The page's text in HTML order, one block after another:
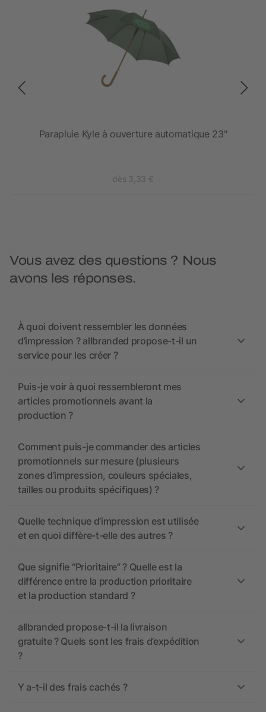
Parapluie Kyle à ouverture automatique 23"
dès 3,33 €
Vous avez des questions ? Nous
avons les réponses.
À quoi doivent ressembler les données
d’impression ? allbranded propose-t-il un
service pour les créer ?
Puis-je voir à quoi ressembleront mes
articles promotionnels avant la
production ?
Comment puis-je commander des articles
promotionnels sur mesure (plusieurs
zones d’impression, couleurs spéciales,
tailles ou produits spécifiques) ?
Quelle technique d’impression est utilisée
et en quoi diffère-t-elle des autres ?
Que signifie “Prioritaire” ? Quelle est la
différence entre la production prioritaire
et la production standard ?
allbranded propose-t-il la livraison
gratuite ? Quels sont les frais d’expédition
?
Y a-t-il des frais cachés ?